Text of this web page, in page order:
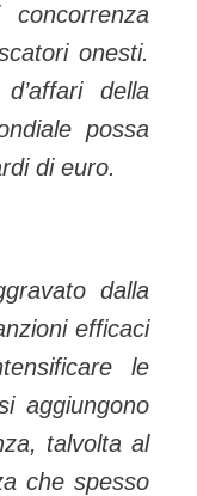
onesti.
della
possa
di euro.
dalla
efficaci
le
aggiungono
talvolta al
che spesso